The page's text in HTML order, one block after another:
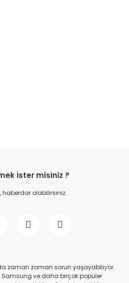
İster misiniz ?
haberdar olabilirsiniz.
da zaman zaman sorun yaşayabiliyor.
Samsung ve daha birçok popüler